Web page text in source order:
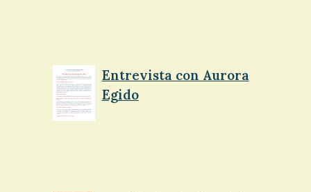
Entrevista con Aurora
Egido